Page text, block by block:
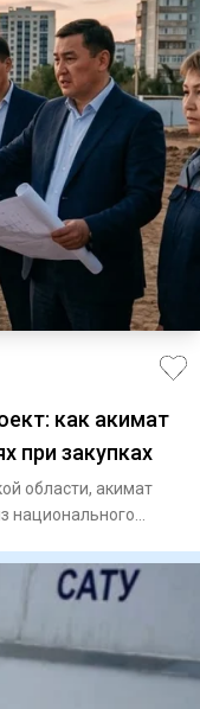
как акимат
при закупках
области, акимат
национального